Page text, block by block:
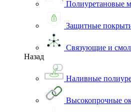
Полиуретановые
Защитные
Связующие и
Назад
Наливные
Высокопрочные